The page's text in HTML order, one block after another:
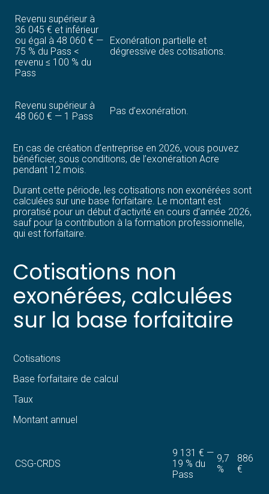
Revenu supérieur à
36 045 € et inférieur
ou égal à 48 060 € —
75 % du Pass <
revenu ≤ 100 % du
Pass
Exonération partielle et
dégressive des cotisations.
Revenu supérieur à
48 060 € — 1 Pass
Pas d’exonération.
En cas de création d’entreprise en 2026, vous pouvez
bénéficier, sous conditions, de l’exonération Acre
pendant 12 mois.
Durant cette période, les cotisations non exonérées sont
calculées sur une base forfaitaire. Le montant est
proratisé pour un début d’activité en cours d’année 2026,
sauf pour la contribution à la formation professionnelle,
qui est forfaitaire.
Cotisations non
exonérées, calculées
sur la base forfaitaire
Cotisations
Base forfaitaire de calcul
Taux
Montant annuel
CSG-CRDS
9 131 € —
19 % du
Pass
9,7
%
886
€